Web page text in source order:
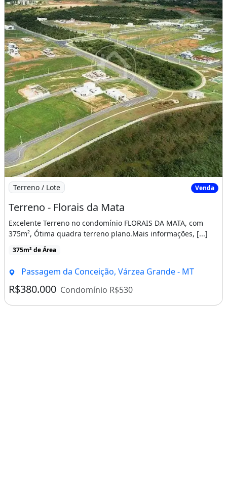
Imagem: Terreno - Florais da Mata
Terreno / Lote Venda
Terreno - Florais da Mata
Excelente Terreno no condomínio FLORAIS DA MATA, com
375m², Ótima quadra terreno plano.Mais informações, [...]
375m² de Área
Passagem da Conceição, Várzea Grande - MT
R$380.000 Condomínio R$530